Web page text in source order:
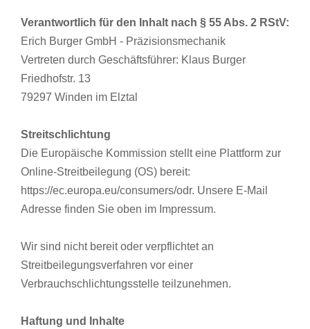
Verantwortlich für den Inhalt nach § 55 Abs. 2 RStV:
Erich Burger GmbH - Präzisionsmechanik
Vertreten durch Geschäftsführer: Klaus Burger
Friedhofstr. 13
79297 Winden im Elztal
Streitschlichtung
Die Europäische Kommission stellt eine Plattform zur
Online-Streitbeilegung (OS) bereit:
https://ec.europa.eu/consumers/odr. Unsere E-Mail
Adresse finden Sie oben im Impressum.
Wir sind nicht bereit oder verpflichtet an
Streitbeilegungsverfahren vor einer
Verbrauchschlichtungsstelle teilzunehmen.
Haftung und Inhalte